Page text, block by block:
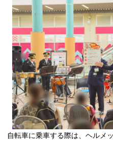
自転車に乗車する際は、ヘルメ